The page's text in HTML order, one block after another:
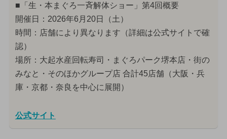
■「生・本まぐろ一斉解体ショー」第4回概要
開催日：2026年6月20日（土）
時間：店舗により異なります（詳細は公式サイトで確
認）
場所：大起水産回転寿司・まぐろパーク堺本店・街の
みなと・そのほかグループ店 合計45店舗（大阪・兵
庫・京都・奈良を中心に展開）
公式サイト